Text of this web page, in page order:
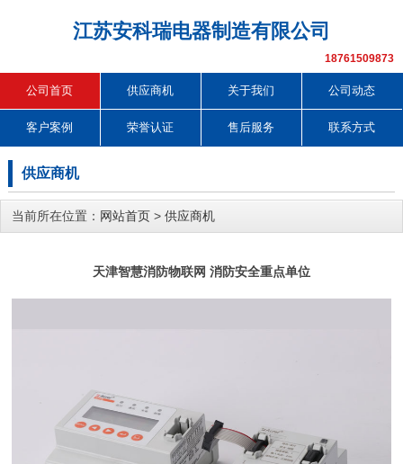
江苏安科瑞电器制造有限公司
18761509873
公司首页 供应商机 关于我们 公司动态
客户案例 荣誉认证 售后服务 联系方式
供应商机
当前所在位置： 网站首页 > 供应商机
天津智慧消防物联网 消防安全重点单位